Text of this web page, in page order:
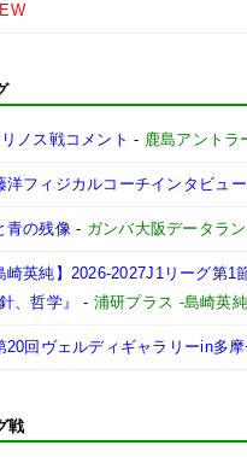
ノス戦コメント - 鹿島アントラ
洋フィジカルコーチインタビュ
青の残像- ガンバ大阪データラ
崎英純】2026-2027J1リーグ第
、哲学』
- 浦研プラス -島崎英
20回ヴェルディギャラリーin多
戦